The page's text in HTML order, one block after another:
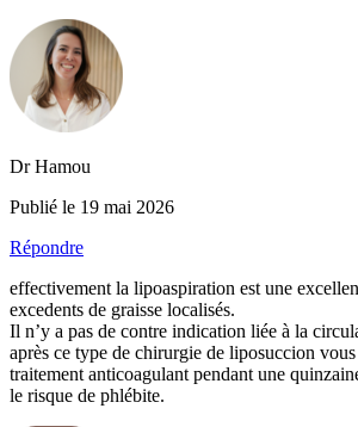
Dr Hamou
Publié le 19 mai 2026
Répondre
effectivement la lipoaspiration est une
excedents de graisse localisés.
Il n’y a pas de contre indication liée à la
après ce type de chirurgie de liposuccion
traitement anticoagulant pendant une
le risque de phlébite.